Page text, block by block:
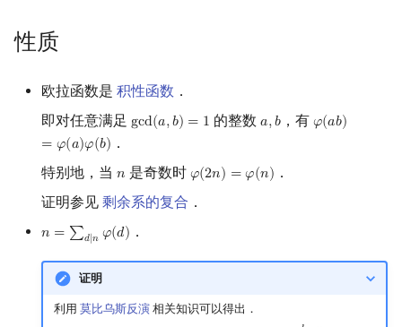
F.A.Q.
镜像站列表
致谢
出题
Geany
Sublime Text
WSL (Windows 10)
Special Judge
Testlib
Polygon
OJ 工具
LaTeX 入门
编译优化
Python 速成
Java 速成
Java 进阶
排序
桶排序
Tim 排序
前缀和 & 差分
二分
构造
迭代加深搜索
IDA*
回溯法
Dancing Links
Alpha–Beta 剪枝
树形 DP
状压 DP
数位 DP
插头 DP
计数 DP
动态 DP
概率 DP
前缀函数与 KMP 算法
Boyer–Moore 算法
Z 函数（扩展 KMP）
AC 自动机
后缀数组 (SA)
后缀自动机 (SAM)
后缀平衡树
习题
参考资料与注释
多项式牛顿迭代
多项式多点求值|快速插值
多项式初等函数
常系数齐次线性递推
多项式平移|连续点值平移
符号化方法
Lagrange 反演
斯特林数
贝尔数
伯努利数
Entringer Number
Eulerian Number
分拆数
范德蒙德卷积
线性空间
线性基
线性映射
特征多项式
对角化
Jordan标准型
堆
块状数据结构
单调栈
单调队列
ST 表
树状数组
线段树
左偏红黑树
动态树分治
树上随机游走
有向无环图
拓扑排序
最短路问题
生成树问题
斯坦纳树
连通性相关
凸包
扫描线
旋转卡壳
半平面交
平面最近点对
随机增量法
反演变换
悬线法
有限状态自动机
计算理论基础
字节顺序
约瑟夫问题
表达式求值
在一台机器上规划任务
性质
欧拉函数是 积性函数 ．
即对任意满足 gcd(𝑎,𝑏) = 1
gcd(a,b) =1 的整数𝑎,𝑏
a,b，有 𝜑(𝑎𝑏)
= 𝜑(𝑎)𝜑(𝑏)
φ(ab)
．
特别地，当 𝑛
n 是奇数时 𝜑(2𝑛) = 𝜑(𝑛)
φ(2n)=φ (n)
．
证明参见 剩余系的复合 ．
𝑛 = ∑𝑑∣𝑛 𝜑(𝑑)
n =∑d∣nφ( d) ．
证明
利用 莫比乌斯反演相关知识可以得出．